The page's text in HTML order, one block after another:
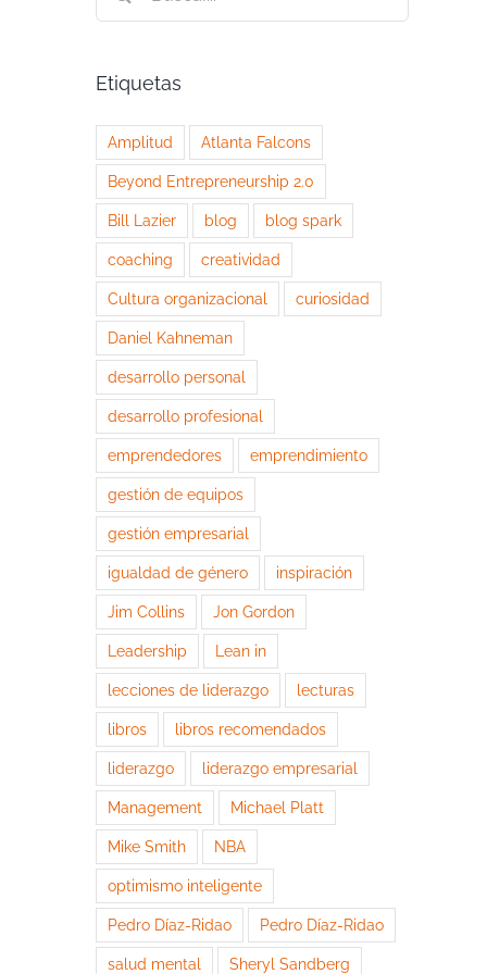
Etiquetas
Amplitud Atlanta Falcons
Beyond Entrepreneurship 2.0
Bill Lazier blog blog spark
coaching creatividad
Cultura organizacional curiosidad
Daniel Kahneman
desarrollo personal
desarrollo profesional
emprendedores emprendimiento
gestión de equipos
gestión empresarial
igualdad de género inspiración
Jim Collins Jon Gordon
Leadership Lean in
lecciones de liderazgo lecturas
libros libros recomendados
liderazgo liderazgo empresarial
Management Michael Platt
Mike Smith NBA
optimismo inteligente
Pedro Díaz-Ridao Pedro Díaz-Ridao
salud mental Sheryl Sandberg